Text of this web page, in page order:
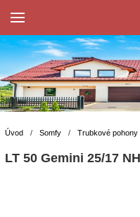
Úvod / Somfy / Trubkové pohony
LT 50 Gemini 25/17